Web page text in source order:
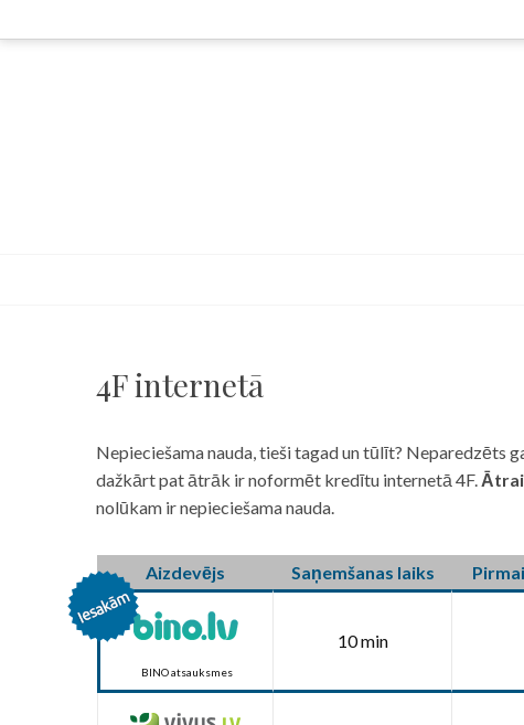
to
4F internetā
Nepieciešama nauda, tieši tagad un tūlīt? Neparedzēts
dažkārt pat ātrāk ir noformēt kredītu internetā 4F.
nolūkam ir nepieciešama nauda.
Aizdevējs Saņemšanas laiks
BINO atsauksmes
10 min